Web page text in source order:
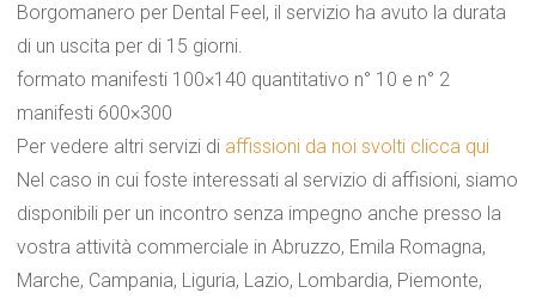
Borgomanero per Dental Feel, il servizio ha avuto la durata
di un uscita per di 15 giorni.
formato manifesti 100×140 quantitativo n° 10 e n° 2
manifesti 600×300
Per vedere altri servizi di affissioni da noi svolti clicca qui
Nel caso in cui foste interessati al servizio di affisioni, siamo
disponibili per un incontro senza impegno anche presso la
vostra attività commerciale in Abruzzo, Emila Romagna,
Marche, Campania, Liguria, Lazio, Lombardia, Piemonte,